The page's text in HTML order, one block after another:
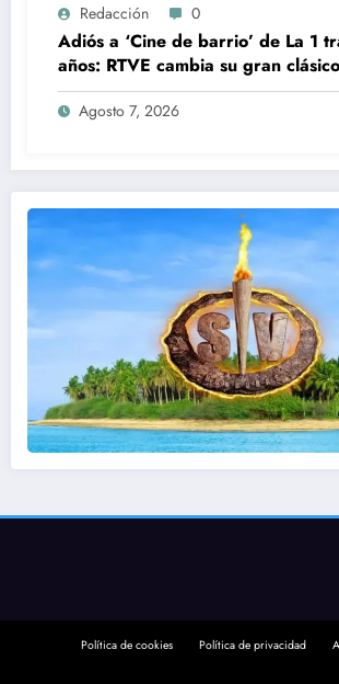
Redacción 0
Adiós a ‘Cine de barrio’ de La 1
años: RTVE cambia su gran clásico
Agosto 7, 2026
Política de cookies Política de privacidad